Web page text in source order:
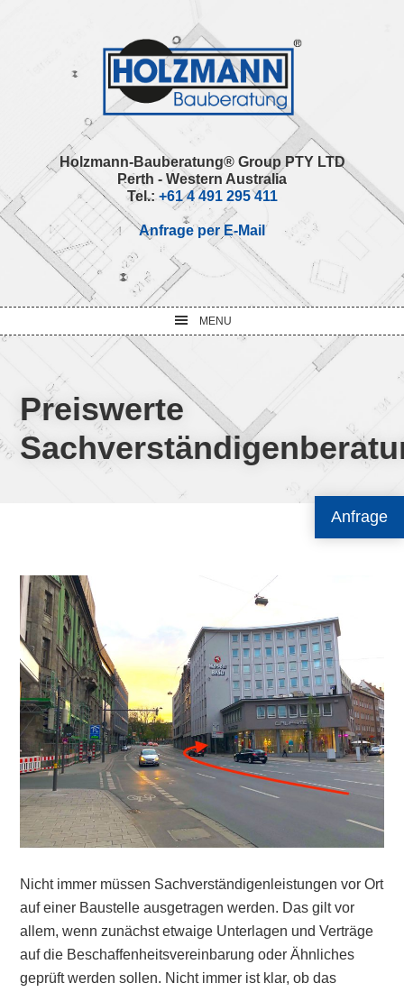
Anfrage
Holzmann-Bauberatung® Group PTY LTD
Perth - Western Australia
Tel.: +61 4 491 295 411
Anfrage per E-Mail
MENU
Preiswerte
Nicht immer müssen Sachverständigenleistungen vor Ort
auf einer Baustelle ausgetragen werden. Das gilt vor
allem, wenn zunächst etwaige Unterlagen und Verträge
auf die Beschaffenheitsvereinbarung oder Ähnliches
geprüft werden sollen. Nicht immer ist klar, ob das